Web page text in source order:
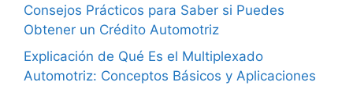
Consejos Prácticos para Saber si Puedes
Obtener un Crédito Automotriz
Explicación de Qué Es el Multiplexado
Automotriz: Conceptos Básicos y Aplicaciones